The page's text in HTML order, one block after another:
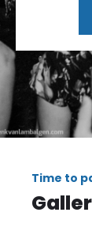
Time to